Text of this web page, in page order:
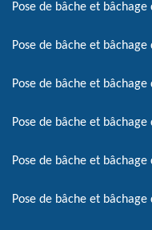
Pose de bâche et
Pose de bâche et
Pose de bâche et
Pose de bâche et
Pose de bâche et
Pose de bâche et